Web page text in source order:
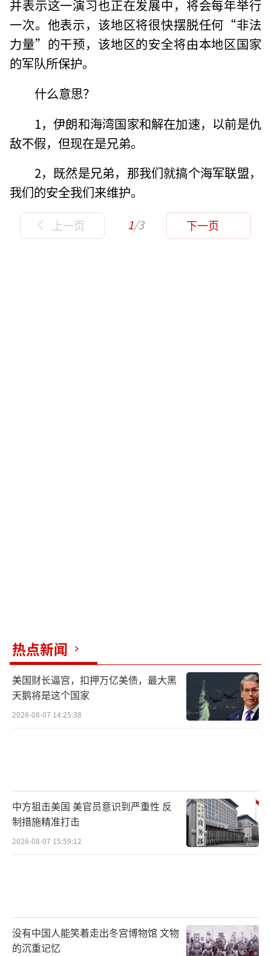
并表示这一演习也正在发展中，将会每年举行
一次。他表示，该地区将很快摆脱任何“非法
力量”的干预，该地区的安全将由本地区国家
的军队所保护。
什么意思？
1，伊朗和海湾国家和解在加速，以前是仇
敌不假，但现在是兄弟。
2，既然是兄弟，那我们就搞个海军联盟，
我们的安全我们来维护。
上一页 1/3 下一页
热点新闻
美国财长逼宫，扣押万亿美债，最大黑
天鹅将是这个国家
2026-08-07 14:25:38
中方狙击美国 美官员意识到严重性 反
制措施精准打击
2026-08-07 15:59:12
没有中国人能笑着走出冬宫博物馆 文物
的沉重记忆